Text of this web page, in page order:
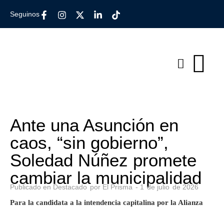
Seguinos
Ante una Asunción en
caos, “sin gobierno”,
Soledad Núñez promete
cambiar la municipalidad
Publicado en Destacado por El Prisma - 1 de julio de 2026
Para la candidata a la intendencia capitalina por la Alianza